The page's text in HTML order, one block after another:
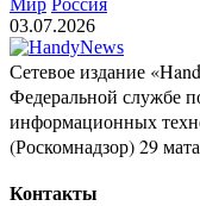
Мир Россия
03.07.2026
Сетевое издание
Федеральной службе
информационных
(Роскомнадзор) 29
Контакты